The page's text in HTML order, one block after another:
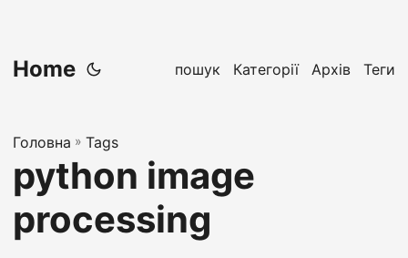
Home пошук Категорії Архів Теги
Головна » Tags
python image
processing